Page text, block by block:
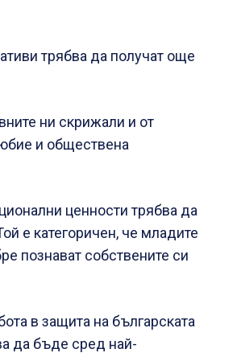
трябва да получат още
ни скрижали и от
и обществена
ценности трябва да
е категоричен, че младите
познават собствените си
в защита на българската
да бъде сред най-